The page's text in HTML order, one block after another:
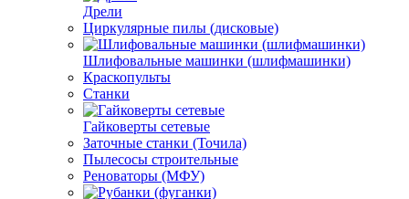
Дрели
Циркулярные пилы (дисковые)
Шлифовальные машинки (шлифмашинки)
Краскопульты
Станки
Гайковерты сетевые
Заточные станки (Точила)
Пылесосы строительные
Реноваторы (МФУ)